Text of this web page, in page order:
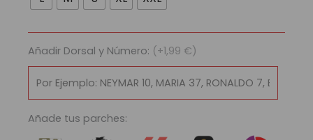
Añadir Dorsal y Número: (+1,99 €)
Añade tus parches:
|
Local
cantidad